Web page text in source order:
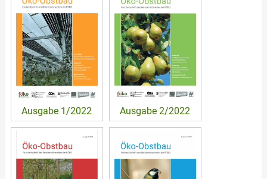
Ausgabe 1/2022 Ausgabe 2/2022